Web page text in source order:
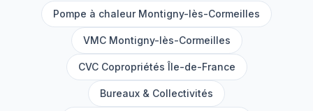
Pompe à chaleur Montigny-lès-Cormeilles
VMC Montigny-lès-Cormeilles
CVC Copropriétés Île-de-France
Bureaux & Collectivités